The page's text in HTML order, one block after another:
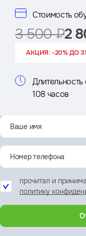
Стоимость
3 500 ₽2
АКЦИЯ: -20% ДО
Длительность
108 часов
прочитал и
политику